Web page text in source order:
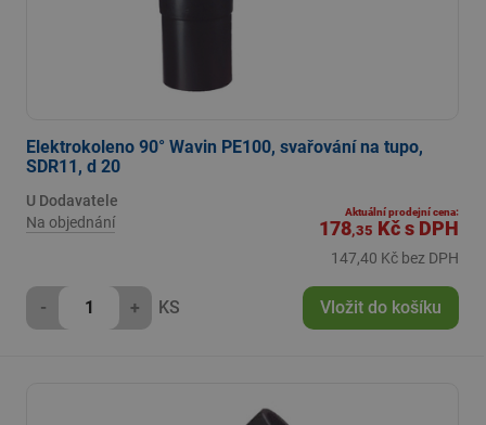
Elektrokoleno 90° Wavin PE100, svařování na tupo,
SDR11, d 20
U Dodavatele
Na objednání
Aktuální prodejní cena:
178,35 Kčs DPH
147,40 Kč bez DPH
- + KS Vložit do košíku